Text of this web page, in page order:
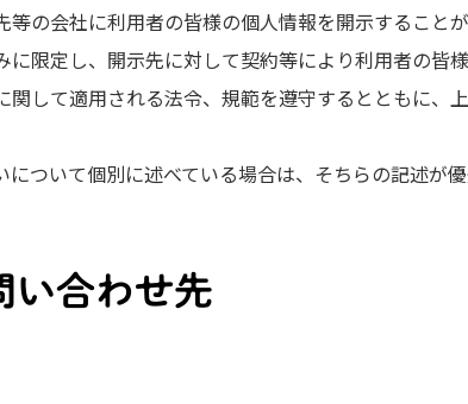
の会社に利用者の皆様の個人情報を開示することが
限定し、開示先に対して契約等により利用者の皆
して適用される法令、規範を遵守するとともに、
ついて個別に述べている場合は、そちらの記述が優
い合わせ先